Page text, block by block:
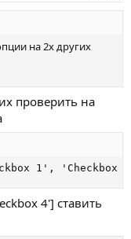
на 2х других
проверить на
1', 'Checkbox
4'] ставить